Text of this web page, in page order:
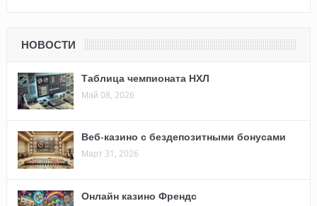
НОВОСТИ
Таблица чемпионата НХЛ
Май 08, 2026
Веб-казино с бездепозитными бонусами
Март 31, 2026
Онлайн казино Френдс